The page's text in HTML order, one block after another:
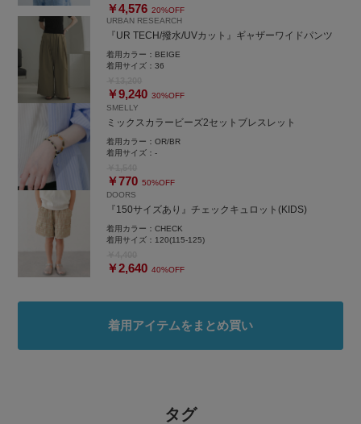
￥4,576 20%OFF
URBAN RESEARCH
『UR TECH/撥水/UVカット』ギャザーワイドパンツ
着用カラー： BEIGE
着用サイズ：36
￥9,240 30%OFF
SMELLY
ミックスカラービーズ2セットブレスレット
着用カラー：OR/BR
着用サイズ：-
￥770 50%OFF
DOORS
『150サイズあり』チェックキュロット(KIDS)
着用カラー：CHECK
着用サイズ： 120(115-125)
￥2,640 40%OFF
着用アイテムをまとめ買い
タグ